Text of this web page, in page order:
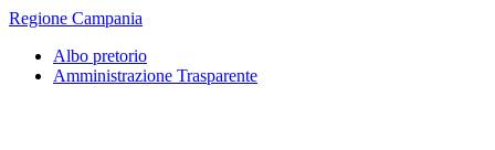
Regione Campania
Albo pretorio
Amministrazione Trasparente